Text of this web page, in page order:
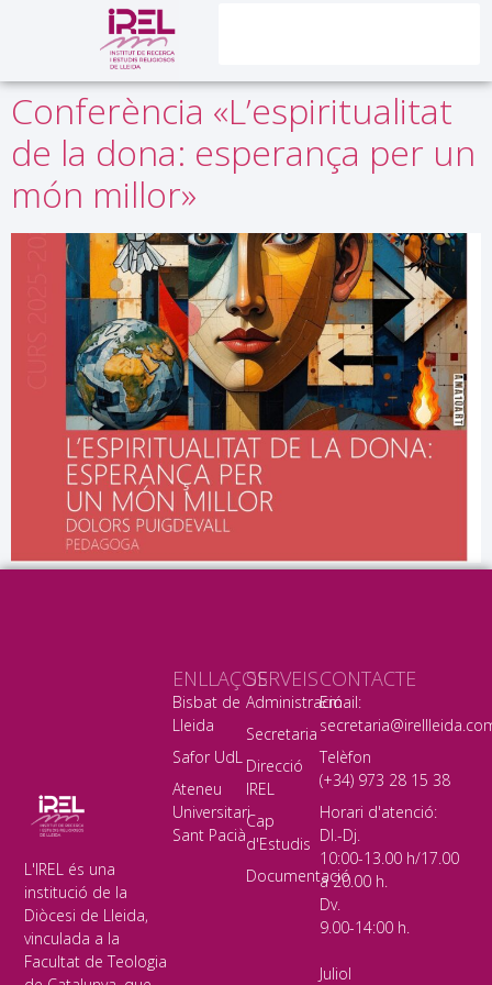
Conferència «L’espiritualitat
de la dona: esperança per un
món millor»
L'IREL és una
institució de la
Diòcesi de Lleida,
vinculada a la
Facultat de Teologia
SERVEIS
Administració
Secretaria
Direcció
IREL
Cap
d'Estudis
Documentació
ENLLAÇOS
Bisbat de
Lleida
Safor UdL
Ateneu
Universitari
Sant Pacià
CONTACTE
Email:
Telèfon
(+34) 973 28 15 38
Horari d'atenció:
Dl.-Dj.
10:00-13.00 h/17.00
a 20.00 h.
Dv.
9.00-14:00 h.
Juliol